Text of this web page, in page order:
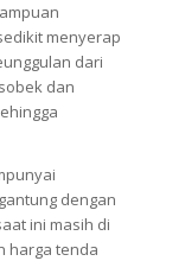
menyerap
dari
dan
dengan
ini masih di
harga tenda